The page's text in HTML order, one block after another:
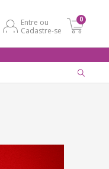
Entre ou
Cadastre-se
0